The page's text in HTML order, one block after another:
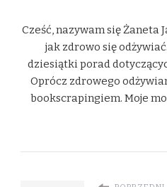
Cześć, nazywam się Żaneta
jak zdrowo się
dziesiątki porad
Oprócz zdrowego
bookscrapingiem. Moje